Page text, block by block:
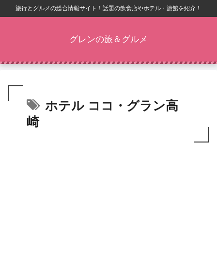
旅行とグルメの総合情報サイト！話題の飲食店やホテル・旅館を紹介！
グレンの旅＆グルメ
ホテル ココ・グラン高
崎